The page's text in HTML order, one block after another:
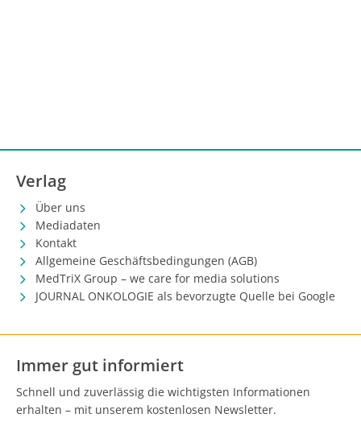
Verlag
Über uns
Mediadaten
Kontakt
Allgemeine Geschäftsbedingungen (AGB)
MedTriX Group – we care for media solutions
JOURNAL ONKOLOGIE als bevorzugte Quelle bei Google
Immer gut informiert
Schnell und zuverlässig die wichtigsten Informationen
erhalten – mit unserem kostenlosen Newsletter.